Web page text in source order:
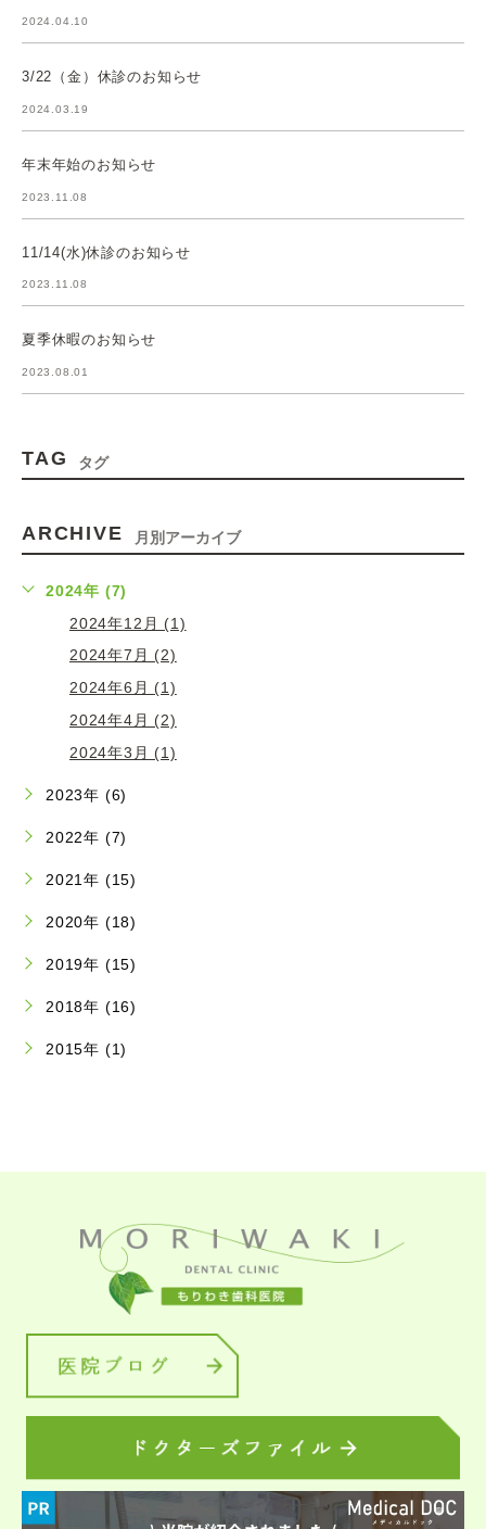
2024.04.10
3/22（金）休診のお知らせ
2024.03.19
年末年始のお知らせ
2023.11.08
11/14(水)休診のお知らせ
2023.11.08
夏季休暇のお知らせ
2023.08.01
TAG タグ
ARCHIVE 月別アーカイブ
2024年 (7)
2024年12月 (1)
2024年7月 (2)
2024年6月 (1)
2024年4月 (2)
2024年3月 (1)
2023年 (6)
2022年 (7)
2021年 (15)
2020年 (18)
2019年 (15)
2018年 (16)
2015年 (1)